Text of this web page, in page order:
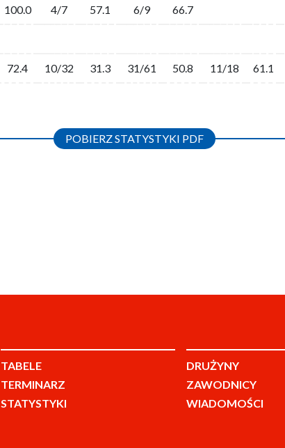
100.0 4/7 57.1 6/9 66.7
72.4 10/32 31.3 31/61 50.8 11/18 61.1
POBIERZ STATYSTYKI PDF
TABELE
TERMINARZ
STATYSTYKI
DRUŻYNY
ZAWODNICY
WIADOMOŚCI